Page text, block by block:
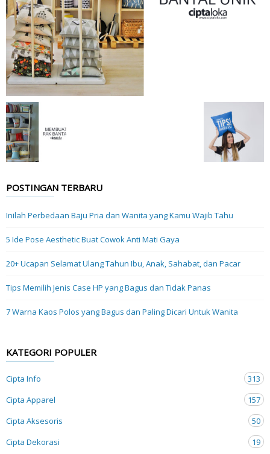
POSTINGAN TERBARU
Inilah Perbedaan Baju Pria dan Wanita yang Kamu Wajib Tahu
5 Ide Pose Aesthetic Buat Cowok Anti Mati Gaya
20+ Ucapan Selamat Ulang Tahun Ibu, Anak, Sahabat, dan Pacar
Tips Memilih Jenis Case HP yang Bagus dan Tidak Panas
7 Warna Kaos Polos yang Bagus dan Paling Dicari Untuk Wanita
KATEGORI POPULER
Cipta Info
313
Cipta Apparel
157
Cipta Aksesoris
50
Cipta Dekorasi
19